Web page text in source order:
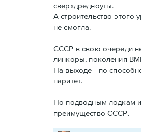
сверхдредноуты.
А строительство этого
не смогла.
СССР в свою очереди
линкоры, поколения
На выходе - по
паритет.
По подводным лодкам
преимущество СССР.